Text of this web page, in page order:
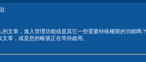
:
文章，進入管理功能或是其它一些需要特殊權限的功能嗎？
章，或是您的帳號正在等待啟用。